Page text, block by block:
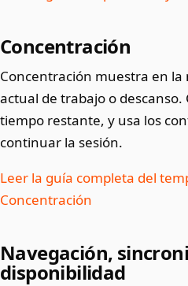
Concentración
Concentración muestra en
actual de trabajo o descanso.
tiempo restante, y usa los
continuar la sesión.
Leer la guía completa del
Concentración
Navegación,
disponibilidad